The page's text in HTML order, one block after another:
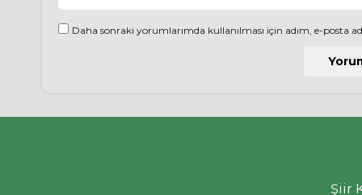
Daha sonraki yorumlarımda kullanılması için adım, e-posta
Şiir